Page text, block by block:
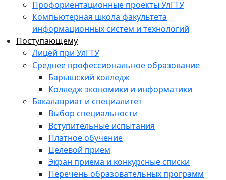
Профориентационные проекты УлГТУ
Компьютерная школа факультета
информационных систем и технологий
Поступающему
Лицей при УлГТУ
Среднее профессиональное образование
Барышский колледж
Колледж экономики и информатики
Бакалавриат и специалитет
Выбор специальности
Вступительные испытания
Платное обучение
Целевой прием
Экран приема и конкурсные списки
Перечень образовательных программ